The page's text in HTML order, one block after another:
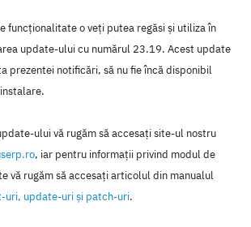
funcţionalitate o veţi putea regăsi şi utiliza în
update-ului cu numărul 23.19. Acest update
prezentei notificări, să nu fie încă disponibil
ului vă rugăm să accesaţi site-ul nostru
, iar pentru informaţii privind modul de
vă rugăm să accesaţi articolul din manualul
uri, update-uri şi patch-uri.